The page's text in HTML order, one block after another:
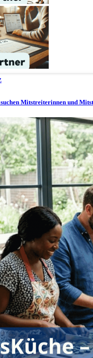
Mitstreiterinnen und